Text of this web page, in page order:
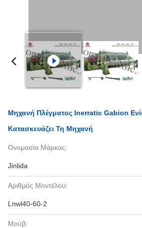
Μηχανή Πλέγματος Inerratic Gabion
Κατασκευάζει Τη Μηχανή
Ονομασία Μάρκας:
Jinlida
Αριθμός Μοντέλου:
Lnwl40-60-2
Μούβ: